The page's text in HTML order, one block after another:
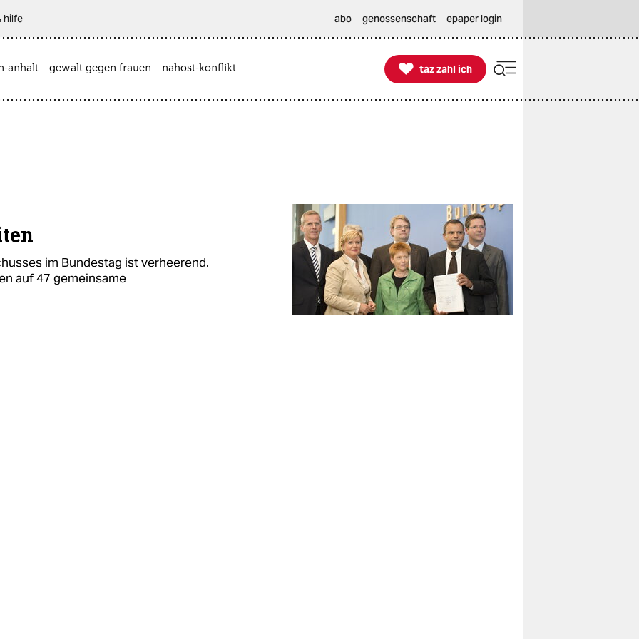
hilfe abo genossenschaft epaper login
anhalt gewalt gegen frauen nahost-konflikt 
taz zahl ich
taz zahl ich
im Bundestag ist verheerend.
auf 47 gemeinsame